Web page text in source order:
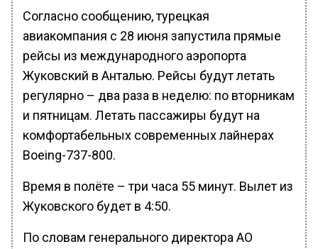
Согласно сообщению, турецкая
авиакомпания с 28 июня запустила прямые
рейсы из международного аэропорта
Жуковский в Анталью. Рейсы будут летать
регулярно – два раза в неделю: по вторникам
и пятницам. Летать пассажиры будут на
комфортабельных современных лайнерах
Boeing-737-800.
Время в полёте – три часа 55 минут. Вылет из
Жуковского будет в 4:50.
По словам генерального директора АО